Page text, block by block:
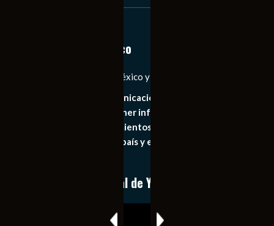
Notiexpress de México
Las Noticias Diarias de México y el Mundo a Tu Alcance
Somos un medio de comunicación digital que tiene como
principal objetivo mantener informado al publico en
general de los acontecimientos mas recientes e
importantes de nuestro país y el mundo de forma eficaz,
Conoce nuestro canal de YouTube